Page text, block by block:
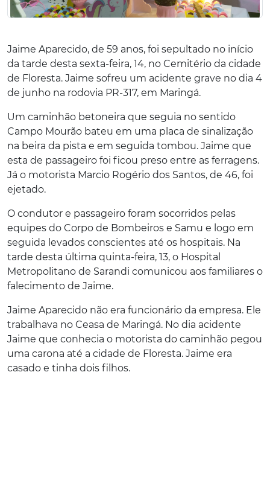
Jaime Aparecido, de 59 anos, foi sepultado no início
da tarde desta sexta-feira, 14, no Cemitério da cidade
de Floresta. Jaime sofreu um acidente grave no dia 4
de junho na rodovia PR-317, em Maringá.
Um caminhão betoneira que seguia no sentido
Campo Mourão bateu em uma placa de sinalização
na beira da pista e em seguida tombou. Jaime que
esta de passageiro foi ficou preso entre as ferragens.
Já o motorista Marcio Rogério dos Santos, de 46, foi
ejetado.
O condutor e passageiro foram socorridos pelas
equipes do Corpo de Bombeiros e Samu e logo em
seguida levados conscientes até os hospitais. Na
tarde desta última quinta-feira, 13, o Hospital
Metropolitano de Sarandi comunicou aos familiares o
falecimento de Jaime.
Jaime Aparecido não era funcionário da empresa. Ele
trabalhava no Ceasa de Maringá. No dia acidente
Jaime que conhecia o motorista do caminhão pegou
uma carona até a cidade de Floresta. Jaime era
casado e tinha dois filhos.